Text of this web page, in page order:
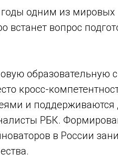
годы одним из мировых
встанет вопрос
образовательную
кросс-
и поддерживаются
РБК.
в России